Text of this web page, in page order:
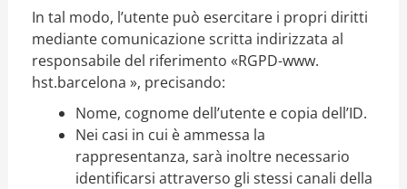
In tal modo, l’utente può esercitare i propri diritti
mediante comunicazione scritta indirizzata al
responsabile del riferimento «RGPD-www.
hst.barcelona », precisando:
Nome, cognome dell’utente e copia dell’ID.
Nei casi in cui è ammessa la
rappresentanza, sarà inoltre necessario
identificarsi attraverso gli stessi canali della